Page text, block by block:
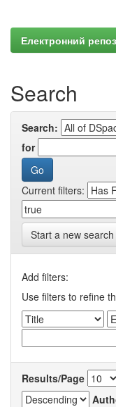
Електронний
Search
Search:
for
Current filters:
Start a new search
Add filters:
Use filters to refine
Results/Page